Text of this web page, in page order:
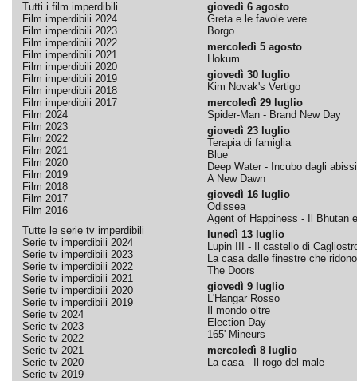
Tutti i film imperdibili
Film imperdibili 2024
Film imperdibili 2023
Film imperdibili 2022
Film imperdibili 2021
Film imperdibili 2020
Film imperdibili 2019
Film imperdibili 2018
Film imperdibili 2017
Film 2024
Film 2023
Film 2022
Film 2021
Film 2020
Film 2019
Film 2018
Film 2017
Film 2016
Tutte le serie tv imperdibili
Serie tv imperdibili 2024
Serie tv imperdibili 2023
Serie tv imperdibili 2022
Serie tv imperdibili 2021
Serie tv imperdibili 2020
Serie tv imperdibili 2019
Serie tv 2024
Serie tv 2023
Serie tv 2022
Serie tv 2021
Serie tv 2020
Serie tv 2019
giovedì 6 agosto
Greta e le favole vere
Borgo
mercoledì 5 agosto
Hokum
giovedì 30 luglio
Kim Novak's Vertigo
mercoledì 29 luglio
Spider-Man - Brand New Day
giovedì 23 luglio
Terapia di famiglia
Blue
Deep Water - Incubo dagli abissi
A New Dawn
giovedì 16 luglio
Odissea
Agent of Happiness - Il Bhutan
lunedì 13 luglio
Lupin III - Il castello di
La casa dalle finestre che ridono
The Doors
giovedì 9 luglio
L'Hangar Rosso
Il mondo oltre
Election Day
165' Mineurs
mercoledì 8 luglio
La casa - Il rogo del male